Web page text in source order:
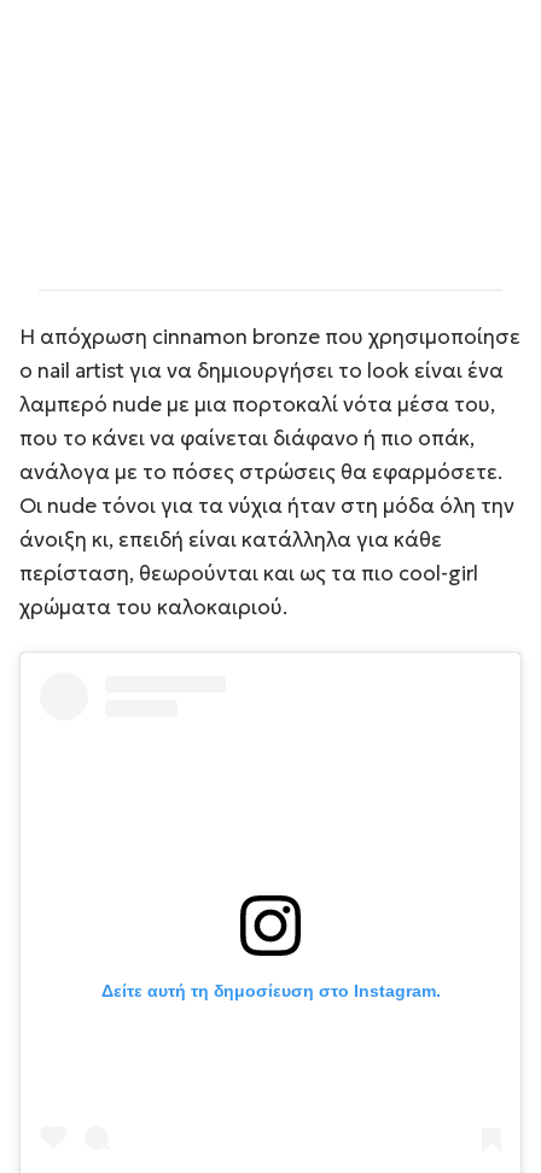
Η απόχρωση cinnamon bronze που χρησιμοποίησε
ο nail artist για να δημιουργήσει το look είναι ένα
λαμπερό nude με μια πορτοκαλί νότα μέσα του,
που το κάνει να φαίνεται διάφανο ή πιο οπάκ,
ανάλογα με το πόσες στρώσεις θα εφαρμόσετε.
Οι nude τόνοι για τα νύχια ήταν στη μόδα όλη την
άνοιξη κι, επειδή είναι κατάλληλα για κάθε
περίσταση, θεωρούνται και ως τα πιο cool-girl
χρώματα του καλοκαιριού.
Δείτε αυτή τη δημοσίευση στο Instagram.